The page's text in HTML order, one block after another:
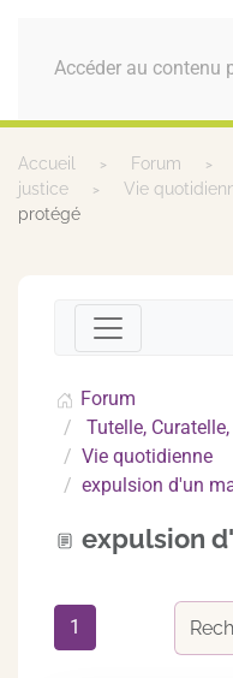
Accéder au contenu
MENU
Accueil Forum
justice
Vie
protégé
Forum
Tutelle,
Vie quotidienne
expulsion d'un
expulsion
1